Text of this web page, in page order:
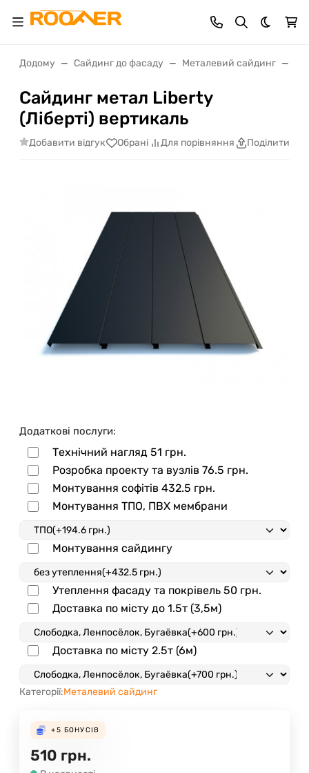
Dark
Додому Сайдинг до фасаду Металевий сайдинг
Сайдинг метал Liberty
(Ліберті) вертикаль
Добавити відгук Обрані Для порівняння Поділитися
Додаткові послуги:
Технічний нагляд 51 грн.
Розробка проекту та вузлів 76.5 грн.
Монтування софітів 432.5 грн.
Монтування ТПО, ПВХ мембрани
Монтування сайдингу
Утеплення фасаду та покрівель 50 грн.
Доставка по місту до 1.5т (3,5м)
Доставка по місту 2.5т (6м)
Категорії:Металевий сайдинг
+5 БОНУСІВ
510 грн.